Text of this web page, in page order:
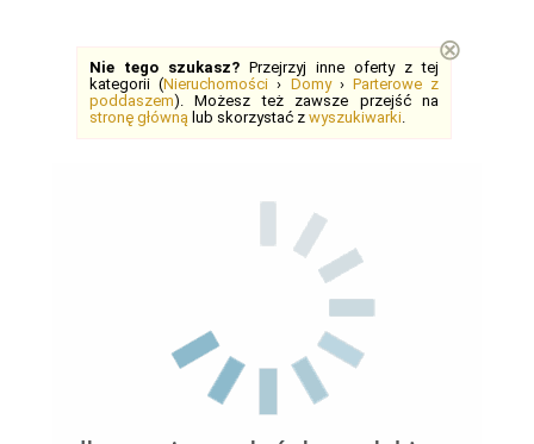
Nie tego szukasz? Przejrzyj inne oferty z tej
kategorii (Nieruchomości › Domy› Parterowe z
poddaszem). Możesz też zawsze przejść na
stronę główną lub skorzystać z wyszukiwarki.
⊗